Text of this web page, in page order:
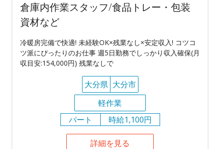
倉庫内作業スタッフ/食品トレー・包装
資材など
冷暖房完備で快適! 未経験OK×残業なし×安定収入! コツコ
ツ派にぴったりのお仕事 週5日勤務でしっかり収入確保(月
収目安:154,000円) 残業なしで
大分県 大分市
軽作業
パート
時給1,100円
詳細を見る